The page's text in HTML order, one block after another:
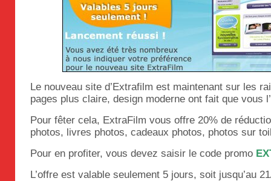
Le nouveau site d’Extrafilm est maintenant sur les
pages plus claire, design moderne ont fait que vous
Pour fêter cela, ExtraFilm vous offre 20% de
photos, livres photos, cadeaux photos, photos sur
Pour en profiter, vous devez saisir le code promo
L’offre est valable seulement 5 jours, soit jusqu’au